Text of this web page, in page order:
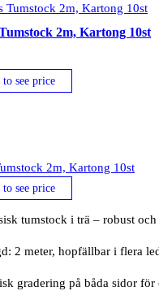
2m, Kartong 10st
see price
2m, Kartong 10st
see price
tumstock i trä – robust och
2 meter, hopfällbar i flera
gradering på båda sidor för